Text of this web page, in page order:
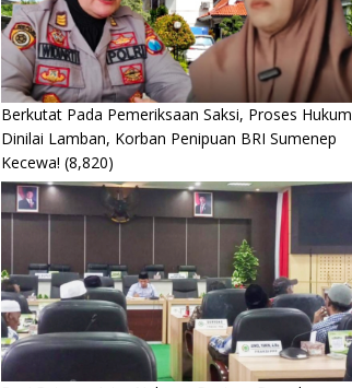
Berkutat Pada Pemeriksaan Saksi, Proses Hukum
Dinilai Lamban, Korban Penipuan BRI Sumenep
Kecewa! (8,820)